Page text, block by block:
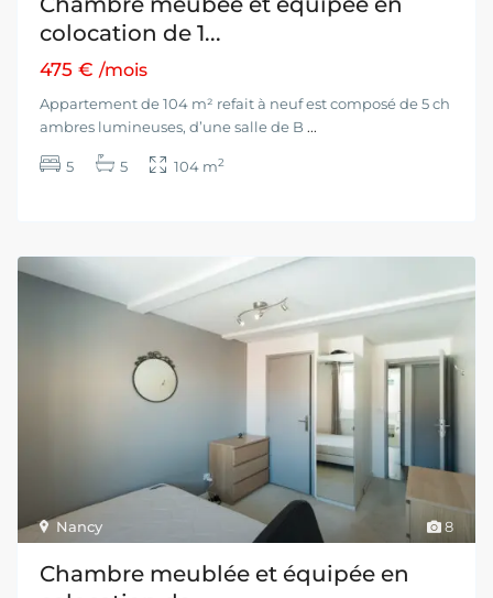
colocation de 1...
475 €/mois
Appartement de 104 m² refait à neuf est composé de 5 ch
ambres lumineuses, d’une salle de B ...
5 5 104 m2
8
Nancy
Chambre meublée et équipée en